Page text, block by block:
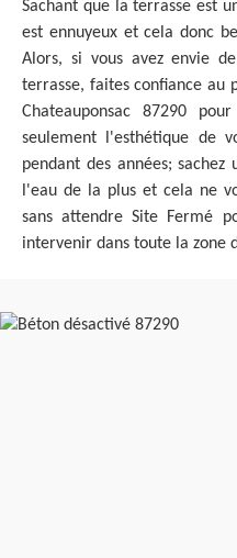
Sachant que la terrasse est
est ennuyeux et cela donc
Alors, si vous avez envie
terrasse, faites confiance au
Chateauponsac 87290
seulement l'esthétique de
pendant des années;
l'eau de la plus et cela ne
sans attendre Site Fermé
intervenir dans toute la zone